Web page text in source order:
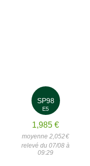
SP98
E5
1,985 €
moyenne 2,052€
relevé du 07/08 à
09:29